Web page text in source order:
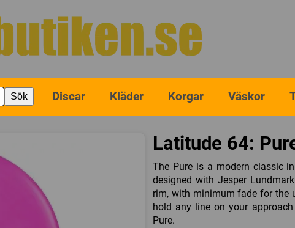
Sök Discar Kläder Korgar Väskor
Latitude 64:
The Pure is a modern classic
designed with Jesper
rim, with minimum fade for the
hold any line on your
Pure.